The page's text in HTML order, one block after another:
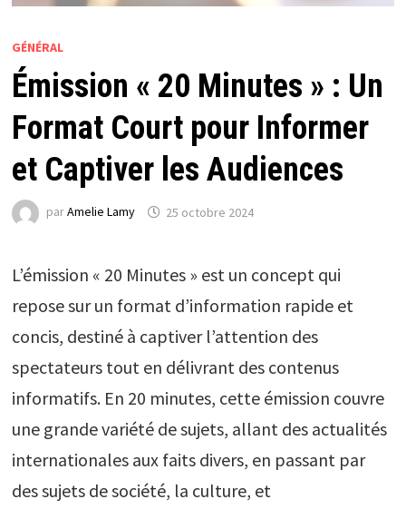
GÉNÉRAL
Émission « 20 Minutes » : Un
Format Court pour Informer
et Captiver les Audiences
parAmelie Lamy 25 octobre 2024
L’émission « 20 Minutes » est un concept qui
repose sur un format d’information rapide et
concis, destiné à captiver l’attention des
spectateurs tout en délivrant des contenus
informatifs. En 20 minutes, cette émission couvre
une grande variété de sujets, allant des actualités
internationales aux faits divers, en passant par
des sujets de société, la culture, et